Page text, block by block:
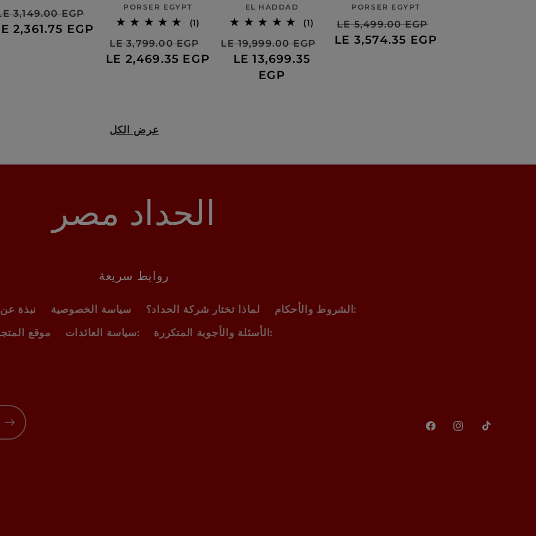
3,149.00 EGP
البيع2,361.75 EGP
بائع:
PORSER EGYPT
(1)
الاراء
السعر
العادي
LE 3,799.00 EGP
سعر
البيعLE 2,469.35 EGP
بائع:
EL HADDAD
(1)
إجمالي
الاراء
السعر
العادي
LE 19,999.00 EGP
سعر
LE 13,699.35
EGP
بائع:
PORSER EGYPT
السعر
العادي
LE 5,499.00 EGP
البيعLE 3,574.35 EGP
عرض الكل
الحداد مصر
روابط سريعة
نبذة سياسة الخصوصية لماذا تختار شركة الحداد؟
الشروط والأحكام:
موقع
سياسة العائدات: الأسئلة والأجوبة المتكررة:
فيسبوكإنستغرام
تيك